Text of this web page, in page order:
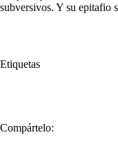
subversivos. Y su epitafio
Etiquetas
Compártelo: